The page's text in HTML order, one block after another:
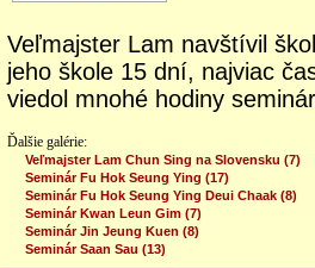
Veľmajster Lam navštívil
jeho škole 15 dní, najviac
viedol mnohé hodiny
Ďalšie galérie:
Veľmajster Lam Chun Sing na Slovensku (7)
Seminár Fu Hok Seung Ying (17)
Seminár Fu Hok Seung Ying Deui Chaak (8)
Seminár Kwan Leun Gim (7)
Seminár Jin Jeung Kuen (8)
Seminár Saan Sau (13)